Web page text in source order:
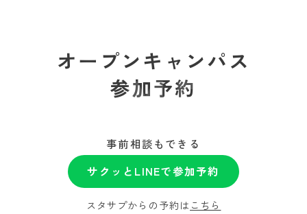
オープンキャンパス
参加予約
事前相談もできる
サクッとLINEで参加予約
スタサプからの予約は こちら